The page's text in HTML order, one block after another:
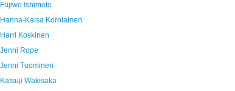
Fujiwo Ishimoto
Hanna-Kaisa Korolainen
Harri Koskinen
Jenni Rope
Jenni Tuominen
Katsuji Wakisaka